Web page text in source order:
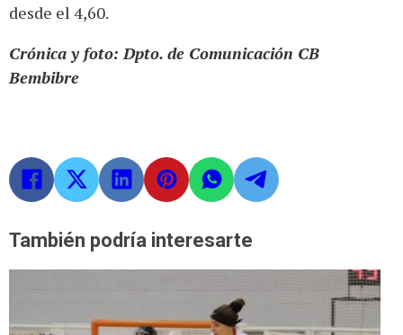
desde el 4,60.
Crónica y foto: Dpto. de Comunicación CB
Bembibre
También podría interesarte